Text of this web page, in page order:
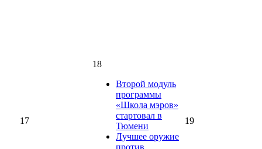
17
18
Второй модуль
программы
«Школа мэров»
стартовал в
Тюмени
Лучшее оружие
19